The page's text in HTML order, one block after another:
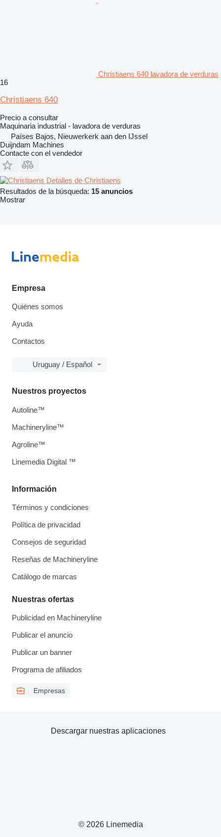
Christiaens 640 lavadora de verduras
16
Christiaens 640
Precio a consultar
Maquinaria industrial - lavadora de verduras
Países Bajos, Nieuwerkerk aan den IJssel
Duijndam Machines
Contacte con el vendedor
Detalles de Christiaens
Resultados de la búsqueda: 15 anuncios
Mostrar
Empresa
Quiénes somos
Ayuda
Contactos
Uruguay / Español
Información
Términos y condiciones
Política de privacidad
Consejos de seguridad
Reseñas de Machineryline
Catálogo de marcas
Nuestras ofertas
Publicidad en Machineryline
Publicar el anuncio
Publicar un banner
Programa de afiliados
Empresas
Nuestros proyectos
Autoline™
Machineryline™
Agroline™
Linemedia Digital ™
© 2026 Linemedia
Descargar nuestras aplicaciones